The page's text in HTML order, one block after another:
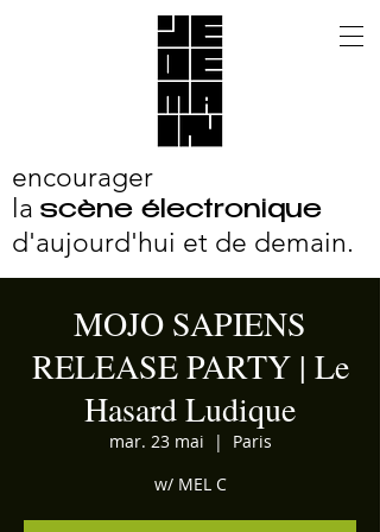
encourager
la scène électronique
d'aujourd'hui et de demain.
MOJO SAPIENS
RELEASE PARTY | Le
Hasard Ludique
mar. 23 mai
  |
Paris
w/ MEL C